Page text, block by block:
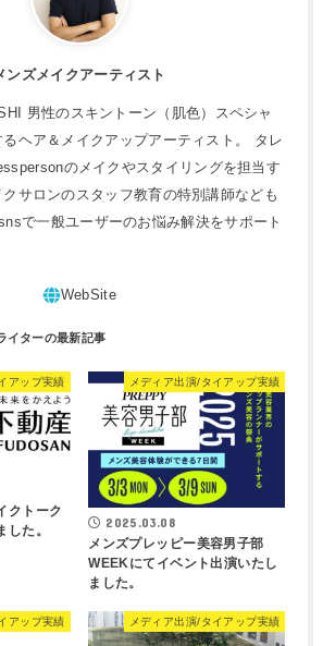
ンズメイクアーティスト
男性のスキントーン（肌色）スペシャ
るヘア＆メイクアップアーティスト。 タレ
のメイクやスタイリングを担当す
サロンのスタッフ教育の特別講師なども
で一般ユーザーのお悩み解決をサポート
アップ実績
クトーク
した。
メディア出演/タイアップ実績
2025.03.08
メンズプレッピー美容男子部
WEEKにてイベント出演いたし
ました。
アップ実績 メディア出演/タイアップ実績